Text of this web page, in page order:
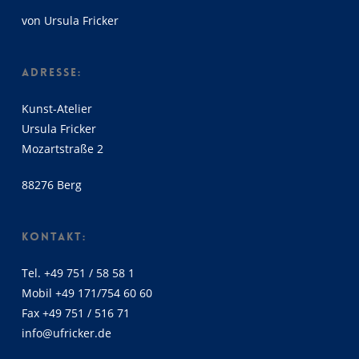
von Ursula Fricker
ADRESSE:
Kunst-Atelier
Ursula Fricker
Mozartstraße 2
88276 Berg
KONTAKT:
Tel. +49 751 / 58 58 1
Mobil +49 171/754 60 60
Fax +49 751 / 516 71
info@ufricker.de